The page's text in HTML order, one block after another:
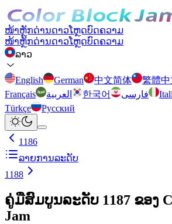
ໜ້າຫຼັກດ່ານດາວໂຫຼດບົດຄວາມ
ໜ້າຫຼັກດ່ານດາວໂຫຼດບົດຄວາມ
ລາວ
English German 中文简体 繁體中
Français
العربية 한국어 فارسی
Türkçe
Русский
1186
ລາຍການລະດັບ
1188
ຄູ່ມືສົມບູນລະດັບ 1187 ຂອງ
Jam